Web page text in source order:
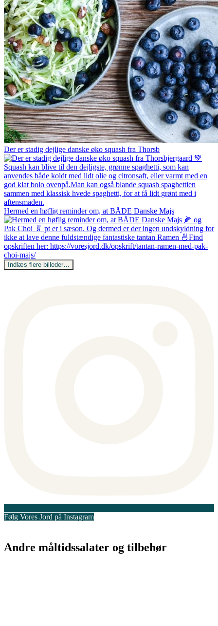
Der er stadig dejlige danske øko squash fra Thorsb
Hermed en høflig reminder om, at BÅDE Danske Majs
Indlæs flere billeder…
Følg Vores Jord på Instagram
Andre måltidssalater og tilbehør